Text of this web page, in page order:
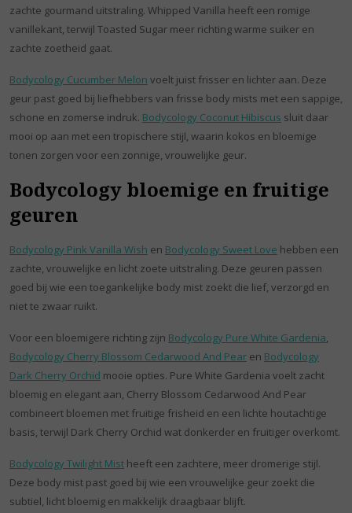
zachte gourmand uitstraling. Whipped Vanilla heeft een romige
vanillekant, terwijl Toasted Sugar meer richting warme suiker en
zachte zoetheid gaat.
Bodycology Cucumber Melon voelt juist frisser en lichter aan. Deze
geur past goed bij liefhebbers van frisse body mists met een sappige,
schone en zomerse indruk. Bodycology Coconut Hibiscus sluit daar
mooi op aan met een tropischere stijl, waarin kokos en bloemige
tonen zorgen voor een zonnige, vrouwelijke geur.
Bodycology bloemige en fruitige
geuren
Bodycology Pink Vanilla Wish en Bodycology Sweet Love hebben een
zachte, vrouwelijke en licht zoete uitstraling. Deze geuren passen
goed bij wie een toegankelijke body mist zoekt die lief, verzorgd en
niet te zwaar ruikt.
Voor een bloemigere richting zijn Bodycology Pure White Gardenia,
Bodycology Cherry Blossom Cedarwood And Pear en Bodycology
Dark Cherry Orchid mooie opties. Pure White Gardenia voelt zacht
bloemig en elegant aan, Cherry Blossom Cedarwood And Pear
combineert bloemen met fruitige frisheid en een lichte houtachtige
basis, terwijl Dark Cherry Orchid wat donkerder en fruitiger overkomt.
Bodycology Twilight Mist heeft een zachtere, meer dromerige stijl.
Deze body mist past goed bij wie een vrouwelijke geur zoekt die
subtiel, licht bloemig en makkelijk draagbaar blijft.